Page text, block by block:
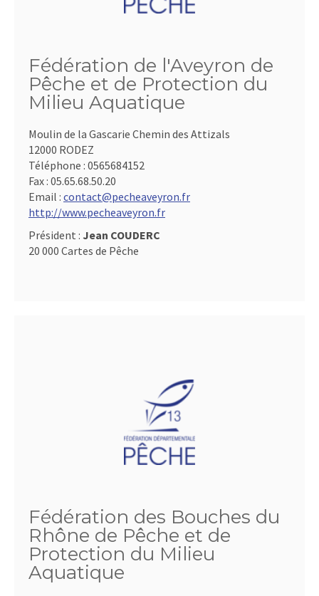
Fédération de l'Aveyron de
Pêche et de Protection du
Milieu Aquatique
Moulin de la Gascarie Chemin des Attizals
12000 RODEZ
Téléphone : 0565684152
Fax : 05.65.68.50.20
Email : contact@pecheaveyron.fr
http://www.pecheaveyron.fr
Président : Jean COUDERC
20 000 Cartes de Pêche
Fédération des Bouches du
Rhône de Pêche et de
Protection du Milieu
Aquatique